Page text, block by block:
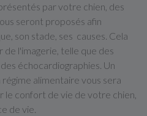
par votre chien, des
seront proposés afin
son stade, ses causes. Cela
l'imagerie, telle que des
échocardiographies. Un
alimentaire vous sera
le confort de vie de votre chien,
de vie.